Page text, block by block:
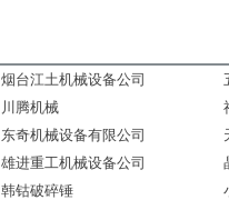
烟台江土机械设备公司
川腾机械
东奇机械设备有限公司
雄进重工机械设备公司
韩钴破碎锤